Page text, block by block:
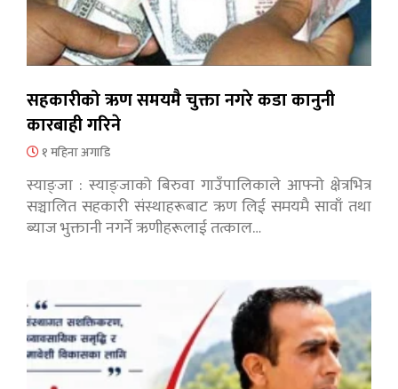
सहकारीको ऋण समयमै चुक्ता नगरे कडा कानुनी
कारबाही गरिने
१ महिना अगाडि
स्याङ्जा : स्याङ्जाको बिरुवा गाउँपालिकाले आफ्नो क्षेत्रभित्र
सञ्चालित सहकारी संस्थाहरूबाट ऋण लिई समयमै सावाँ तथा
ब्याज भुक्तानी नगर्ने ऋणीहरूलाई तत्काल…